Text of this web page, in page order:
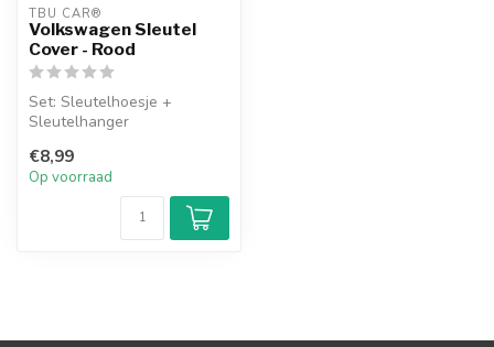
TBU CAR®
Volkswagen Sleutel
Cover - Rood
Set: Sleutelhoesje +
Sleutelhanger
€8,99
Op voorraad